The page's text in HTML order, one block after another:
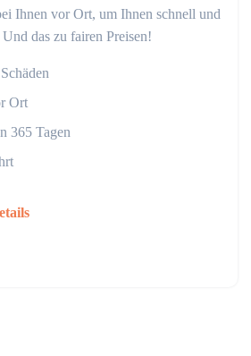
Ihnen vor Ort, um Ihnen schnell und
das zu fairen Preisen!
Ort
365 Tagen